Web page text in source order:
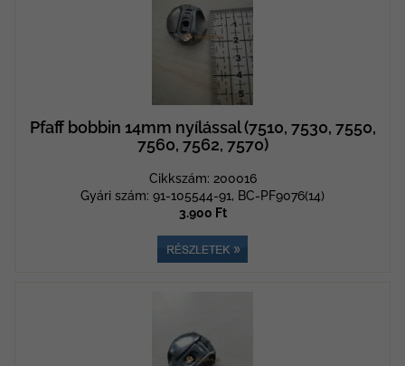
Pfaff bobbin 14mm nyílással (7510, 7530, 7550,
7560, 7562, 7570)
Cikkszám: 200016
Gyári szám: 91-105544-91, BC-PF9076(14)
3.900 Ft